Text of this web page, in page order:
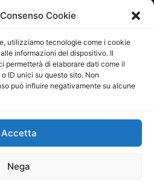
Cookie
utilizziamo tecnologie come i cookie
informazioni del dispositivo. Il
permetterà di elaborare dati come il
ID unici su questo sito. Non
può influire negativamente su alcune
Accetta
Nega
09/2015
Maurizio Scaglione
Maria Calabrese
06334930820
Società Cooperativa a r.l. è
Operatori di Comunicazione al